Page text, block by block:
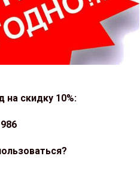
скидку 10%: